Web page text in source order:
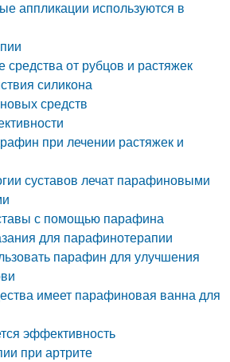
аппликации используются в
от рубцов и растяжек
силикона
средств
при лечении растяжек и
суставов лечат парафиновыми
с помощью парафина
для парафинотерапии
парафин для улучшения
имеет парафиновая ванна для
эффективность
при артрите